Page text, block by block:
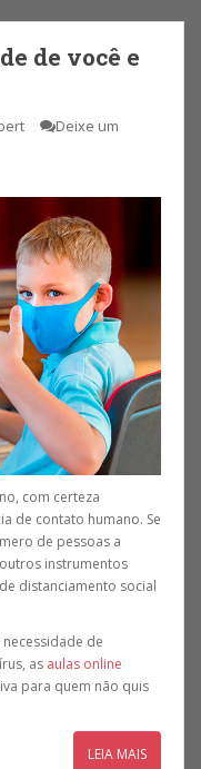
de você e
Deixe um
com certeza
de contato humano. Se
de pessoas a
instrumentos
distanciamento social
de
as aulas online
para quem não quis
LEIA MAIS